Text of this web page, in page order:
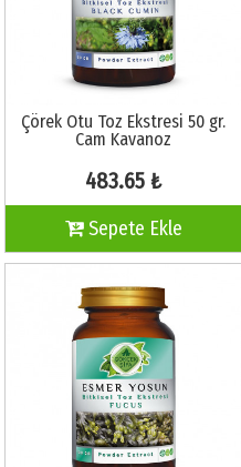
Çörek Otu Toz Ekstresi 50 gr.
Cam Kavanoz
483.65 ₺
Sepete Ekle